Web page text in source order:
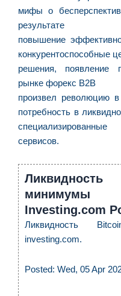
мифы о
результате
повышение
конкурентоспособные
решения, появление
рынке форекс B2B
произвел революцию
потребность в
специализированные
сервисов.
минимумы
Investing.com
Ликвидность
investing.com.
Posted: Wed, 05 Apr